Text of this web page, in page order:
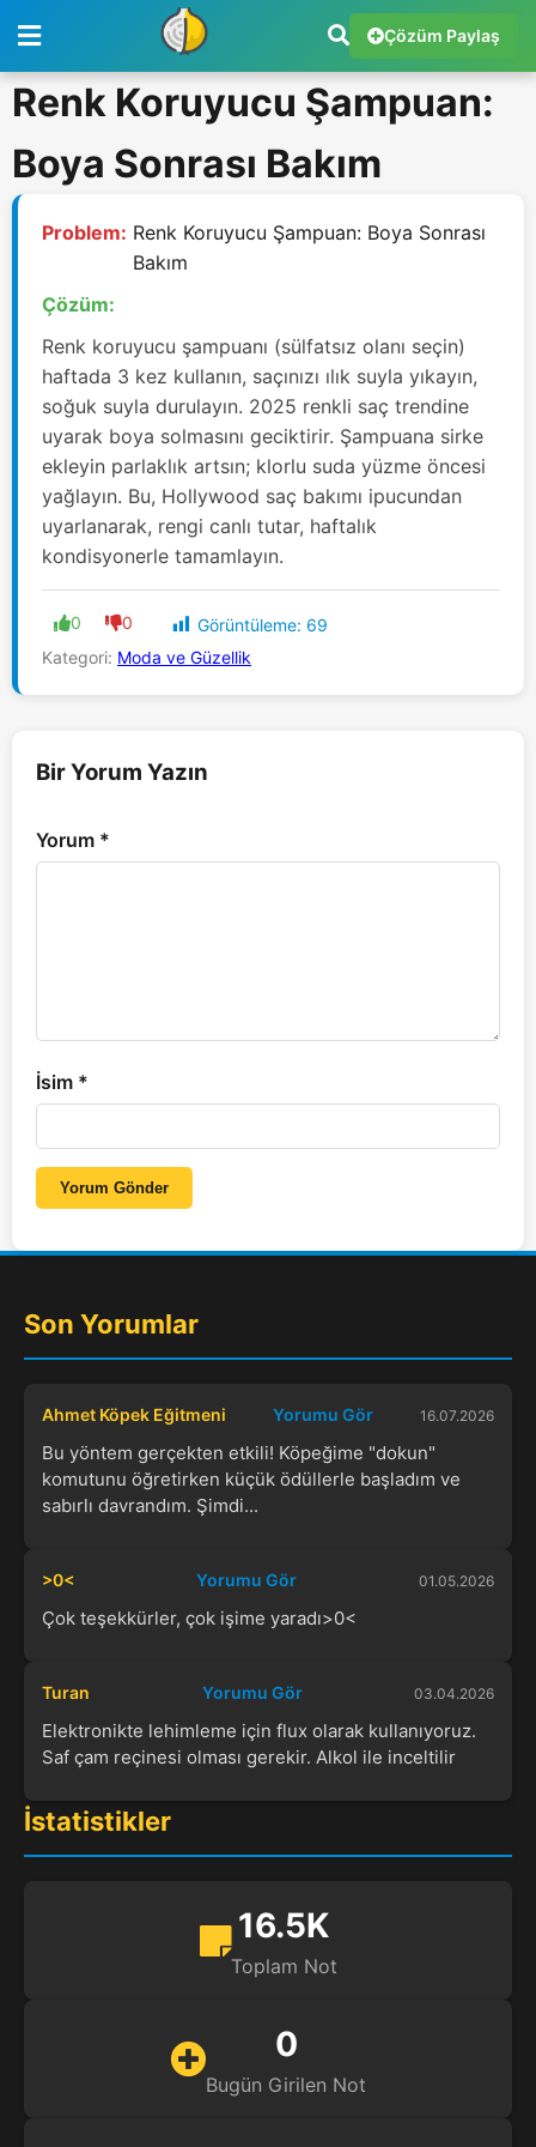
Çözüm Paylaş
Renk Koruyucu Şampuan:
Boya Sonrası Bakım
Problem: Renk Koruyucu Şampuan: Boya Sonrası
Bakım
Çözüm:
Renk koruyucu şampuanı (sülfatsız olanı seçin)
haftada 3 kez kullanın, saçınızı ılık suyla yıkayın,
soğuk suyla durulayın. 2025 renkli saç trendine
uyarak boya solmasını geciktirir. Şampuana sirke
ekleyin parlaklık artsın; klorlu suda yüzme öncesi
yağlayın. Bu, Hollywood saç bakımı ipucundan
uyarlanarak, rengi canlı tutar, haftalık
kondisyonerle tamamlayın.
0 0 Görüntüleme: 69
Kategori: Moda ve Güzellik
Bir Yorum Yazın
Yorum *
İsim *
Yorum Gönder
Son Yorumlar
Ahmet Köpek Eğitmeni Yorumu Gör 16.07.2026
Bu yöntem gerçekten etkili! Köpeğime "dokun"
komutunu öğretirken küçük ödüllerle başladım ve
sabırlı davrandım. Şimdi...
>0< Yorumu Gör 01.05.2026
Çok teşekkürler, çok işime yaradı>0<
Turan Yorumu Gör 03.04.2026
Elektronikte lehimleme için flux olarak kullanıyoruz.
Saf çam reçinesi olması gerekir. Alkol ile inceltilir
İstatistikler
16.5K
Toplam Not
0
Bugün Girilen Not